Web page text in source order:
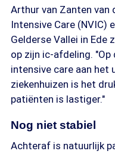
Arthur van Zanten van
Intensive Care (NVIC)
Gelderse Vallei in Ede
op zijn ic-afdeling.
intensive care aan het
ziekenhuizen is het
patiënten is lastiger."
Nog niet stabiel
Achteraf is natuurlijk